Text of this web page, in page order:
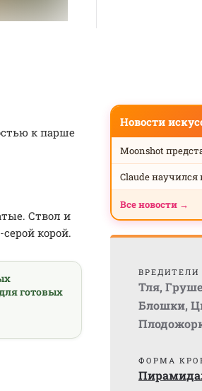
к парше
Ствол и
корой.
готовых
Новости
Moonshot
Claude
Все новости →
ВРЕДИТЕЛИ
Тля,
Блошки,
ФОРМА